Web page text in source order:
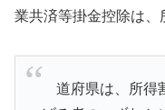
業共済等掛金控除は、
道府県は、所得